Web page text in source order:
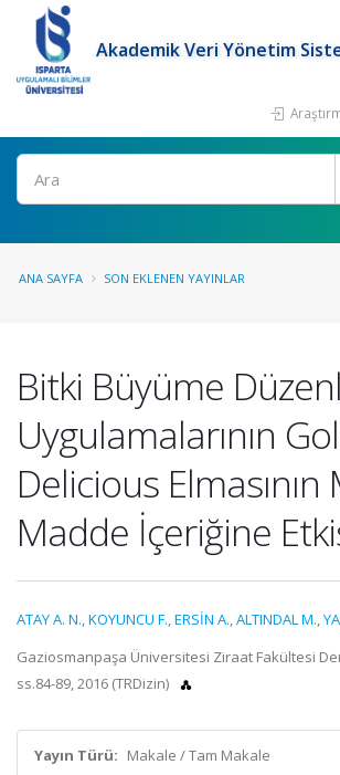
Akademik Veri Yönetim
Ara
ANA SAYFA SON EKLENEN YAYINLAR
Bitki Büyüme
Uygulamalarının
Delicious
Madde İçeriğine
ATAY A. N.,KOYUNCU F.,ERSİN A.,ALTINDAL M.,
Gaziosmanpaşa Üniversitesi Ziraat Fakültesi
ss.84-89, 2016 (TRDizin)
Yayın Türü: Makale / Tam Makale